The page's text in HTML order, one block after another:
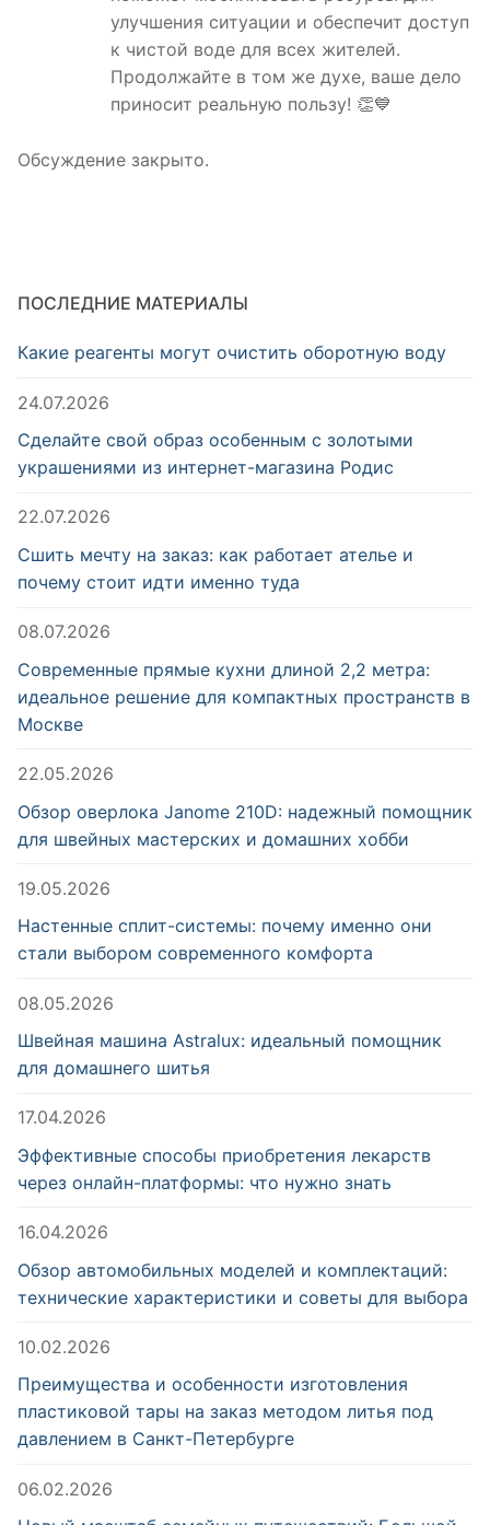
улучшения ситуации и обеспечит доступ
к чистой воде для всех жителей.
Продолжайте в том же духе, ваше дело
приносит реальную пользу! 👏💙
Обсуждение закрыто.
ПОСЛЕДНИЕ МАТЕРИАЛЫ
Какие реагенты могут очистить оборотную воду
24.07.2026
Сделайте свой образ особенным с золотыми
украшениями из интернет-магазина Родис
22.07.2026
Сшить мечту на заказ: как работает ателье и
почему стоит идти именно туда
08.07.2026
Современные прямые кухни длиной 2,2 метра:
идеальное решение для компактных пространств в
Москве
22.05.2026
Обзор оверлока Janome 210D: надежный помощник
для швейных мастерских и домашних хобби
19.05.2026
Настенные сплит-системы: почему именно они
стали выбором современного комфорта
08.05.2026
Швейная машина Astralux: идеальный помощник
для домашнего шитья
17.04.2026
Эффективные способы приобретения лекарств
через онлайн-платформы: что нужно знать
16.04.2026
Обзор автомобильных моделей и комплектаций:
технические характеристики и советы для выбора
10.02.2026
Преимущества и особенности изготовления
пластиковой тары на заказ методом литья под
давлением в Санкт-Петербурге
06.02.2026